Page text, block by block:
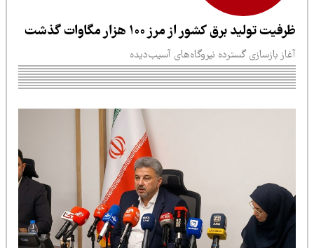
تولید برق کشور از مرز ۱۰۰ هزار مگاوات گذشت
بازسازی گسترده نیروگاه‌های آسیب‌دیده